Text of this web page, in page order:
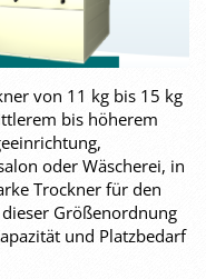
von 11 kg bis 15 kg
bis höherem
oder Wäscherei, in
Trockner für den
Größenordnung
und Platzbedarf